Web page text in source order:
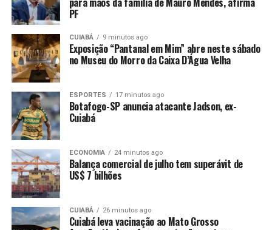
Comentários
RELATED TOPICS: ACIDENTE APÓS CAUSAR
CIDADES
DESTAQUE
EXPOSTAS
MOTOCICLISTA
UP NEXT
Participantes do Nota MT podem garantir desconto de
até R$ 700 no IPVA 2025
DON'T MISS
Reitor do IFMT quer a construção de mais dois campi
em Cuiabá e Várzea Grande
PF
CUIABÁ 9 minutos ago
Exposição “Pantanal em Mim” abre neste sábado
no Museu do Morro da Caixa D’Água Velha
ESPORTES 17 minutos ago
Botafogo-SP anuncia atacante Jadson, ex-
Cuiabá
ECONOMIA 24 minutos ago
Balança comercial de julho tem superávit de
US$ 7 bilhões
CUIABÁ 26 minutos ago
Cuiabá leva vacinação ao Mato Grosso